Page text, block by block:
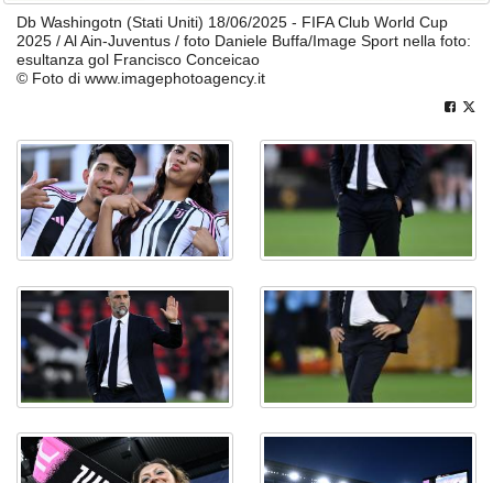
Db Washingotn (Stati Uniti) 18/06/2025 - FIFA Club World Cup
2025 / Al Ain-Juventus / foto Daniele Buffa/Image Sport nella foto:
esultanza gol Francisco Conceicao
© Foto di www.imagephotoagency.it